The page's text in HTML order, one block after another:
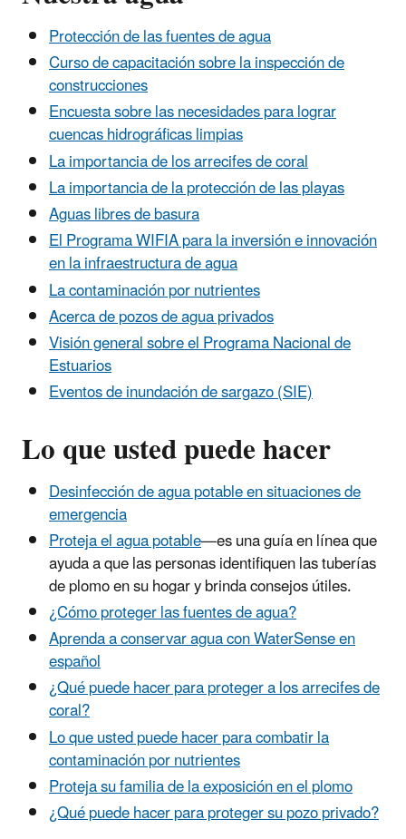
Protección de las fuentes de agua
Curso de capacitación sobre la inspección de
construcciones
Encuesta sobre las necesidades para lograr
cuencas hidrográficas limpias
La importancia de los arrecifes de coral
La importancia de la protección de las playas
Aguas libres de basura
El Programa WIFIA para la inversión e innovación
en la infraestructura de agua
La contaminación por nutrientes
Acerca de pozos de agua privados
Visión general sobre el Programa Nacional de
Estuarios
Eventos de inundación de sargazo (SIE)
Lo que usted puede hacer
Desinfección de agua potable en situaciones de
emergencia
Proteja el agua potable—es una guía en línea que
ayuda a que las personas identifiquen las tuberías
de plomo en su hogar y brinda consejos útiles.
¿Cómo proteger las fuentes de agua?
Aprenda a conservar agua con WaterSense en
español
¿Qué puede hacer para proteger a los arrecifes de
coral?
Lo que usted puede hacer para combatir la
contaminación por nutrientes
Proteja su familia de la exposición en el plomo
¿Qué puede hacer para proteger su pozo privado?